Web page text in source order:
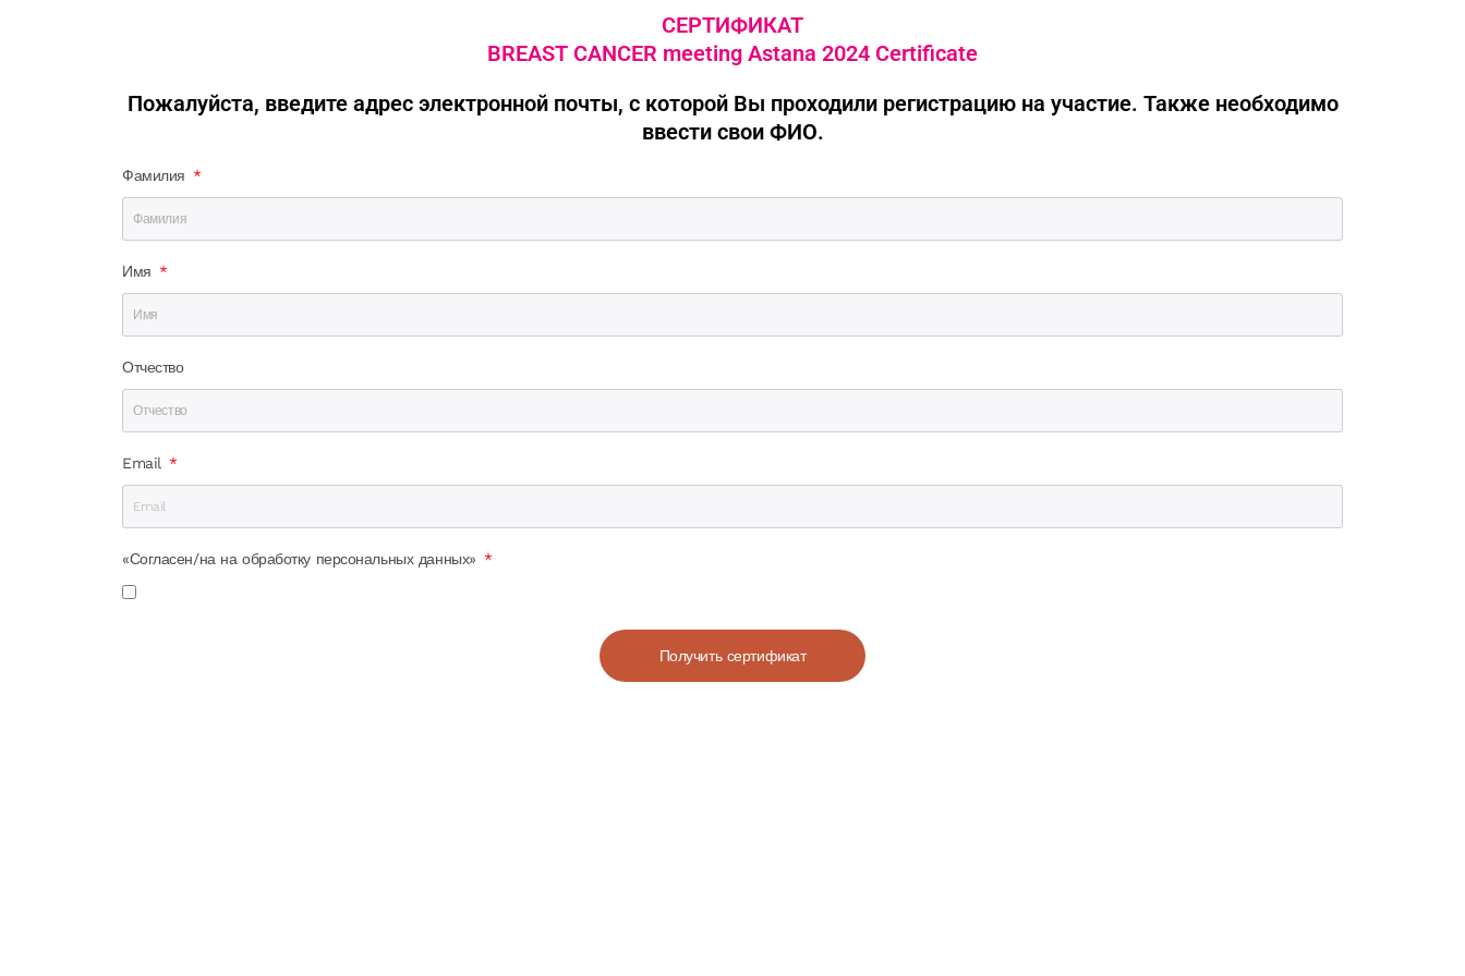
СЕРТИФИКАТ
BREAST CANCER meeting Astana 2024 Certificate
Пожалуйста, введите адрес электронной почты, с которой Вы проходили регистрацию на участие. Также необходимо
ввести свои ФИО.
Фамилия
Имя
Отчество
Email
«Согласен/на на обработку персональных данных»
Получить сертификат